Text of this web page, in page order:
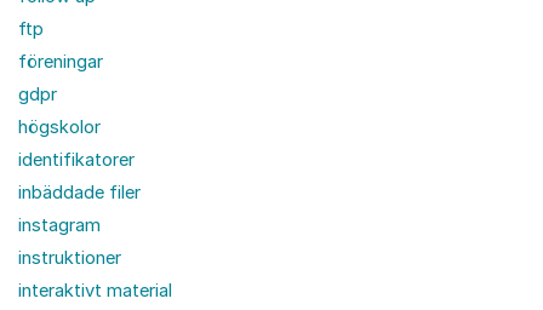
ftp
föreningar
gdpr
högskolor
identifikatorer
inbäddade filer
instagram
instruktioner
interaktivt material